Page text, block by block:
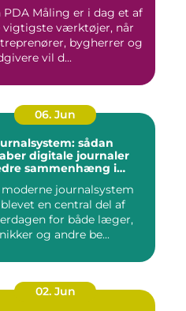
PDA Måling er i dag et af
vigtigste værktøjer, når
bygherrer og
vil d...
06. Jun
sådan
digitale journaler
sammenhæng i
moderne journalsystem
en central del af
for både læger,
og andre be...
02. Jun